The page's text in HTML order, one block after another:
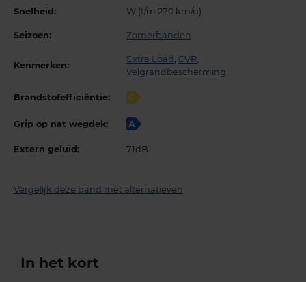
Snelheid: W (t/m 270 km/u)
Seizoen: Zomerbanden
Kenmerken:
Extra Load , EVR,
Velgrandbescherming
Brandstofefficiëntie: C
Grip op nat wegdek: A
Extern geluid: 71dB
Vergelijk deze band met alternatieven
In het kort